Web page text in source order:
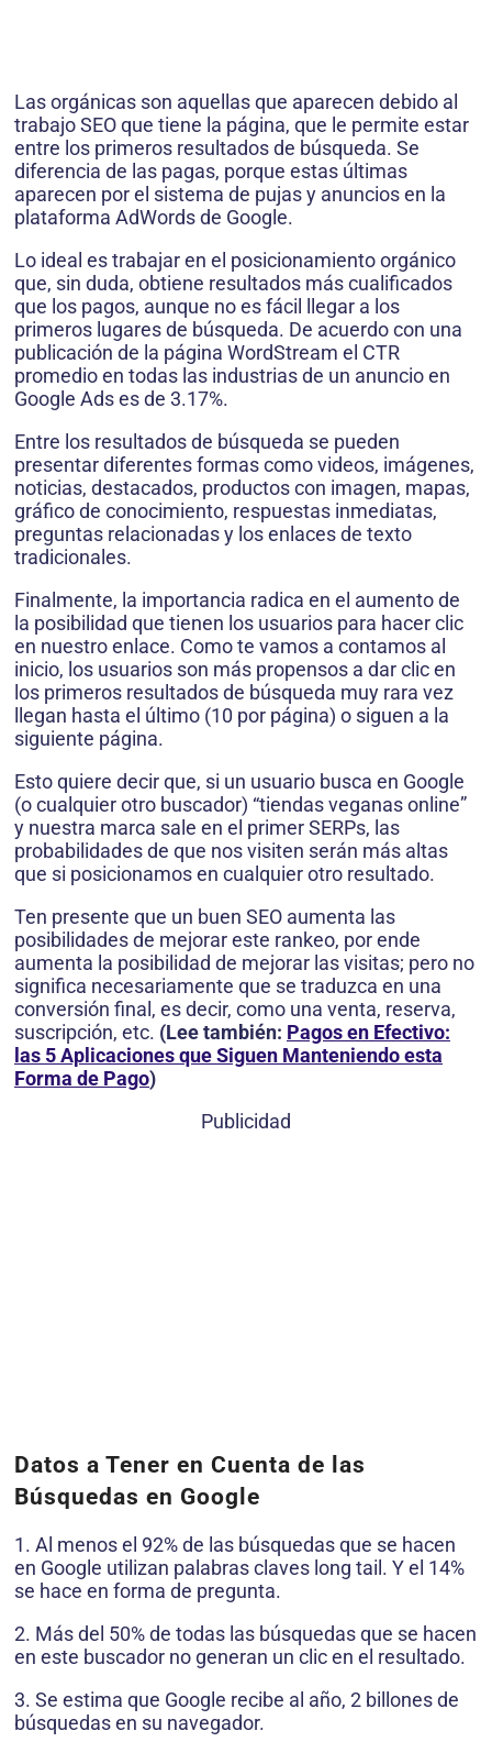
Las orgánicas son aquellas que aparecen debido al
trabajo SEO que tiene la página, que le permite estar
entre los primeros resultados de búsqueda. Se
diferencia de las pagas, porque estas últimas
aparecen por el sistema de pujas y anuncios en la
plataforma AdWords de Google.
Lo ideal es trabajar en el posicionamiento orgánico
que, sin duda, obtiene resultados más cualificados
que los pagos, aunque no es fácil llegar a los
primeros lugares de búsqueda. De acuerdo con una
publicación de la página WordStream el CTR
promedio en todas las industrias de un anuncio en
Google Ads es de 3.17%.
Entre los resultados de búsqueda se pueden
presentar diferentes formas como videos, imágenes,
noticias, destacados, productos con imagen, mapas,
gráfico de conocimiento, respuestas inmediatas,
preguntas relacionadas y los enlaces de texto
tradicionales.
Finalmente, la importancia radica en el aumento de
la posibilidad que tienen los usuarios para hacer clic
en nuestro enlace. Como te vamos a contamos al
inicio, los usuarios son más propensos a dar clic en
los primeros resultados de búsqueda muy rara vez
llegan hasta el último (10 por página) o siguen a la
siguiente página.
Esto quiere decir que, si un usuario busca en Google
(o cualquier otro buscador) “tiendas veganas online”
y nuestra marca sale en el primer SERPs, las
probabilidades de que nos visiten serán más altas
que si posicionamos en cualquier otro resultado.
Ten presente que un buen SEO aumenta las
posibilidades de mejorar este rankeo, por ende
aumenta la posibilidad de mejorar las visitas; pero no
significa necesariamente que se traduzca en una
conversión final, es decir, como una venta, reserva,
suscripción, etc. (Lee también: Pagos en Efectivo:
las 5 Aplicaciones que Siguen Manteniendo esta
Forma de Pago)
Publicidad
Datos a Tener en Cuenta de las
Búsquedas en Google
1. Al menos el 92% de las búsquedas que se hacen
en Google utilizan palabras claves long tail. Y el 14%
se hace en forma de pregunta.
2. Más del 50% de todas las búsquedas que se hacen
en este buscador no generan un clic en el resultado.
3. Se estima que Google recibe al año, 2 billones de
búsquedas en su navegador.